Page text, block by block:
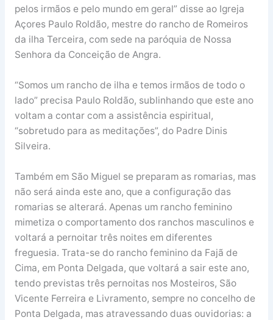
pelos irmãos e pelo mundo em geral” disse ao Igreja
Açores Paulo Roldão, mestre do rancho de Romeiros
da ilha Terceira, com sede na paróquia de Nossa
Senhora da Conceição de Angra.
“Somos um rancho de ilha e temos irmãos de todo o
lado” precisa Paulo Roldão, sublinhando que este ano
voltam a contar com a assistência espiritual,
“sobretudo para as meditações”, do Padre Dinis
Silveira.
Também em São Miguel se preparam as romarias, mas
não será ainda este ano, que a configuração das
romarias se alterará. Apenas um rancho feminino
mimetiza o comportamento dos ranchos masculinos e
voltará a pernoitar três noites em diferentes
freguesia. Trata-se do rancho feminino da Fajã de
Cima, em Ponta Delgada, que voltará a sair este ano,
tendo previstas três pernoitas nos Mosteiros, São
Vicente Ferreira e Livramento, sempre no concelho de
Ponta Delgada, mas atravessando duas ouvidorias: a